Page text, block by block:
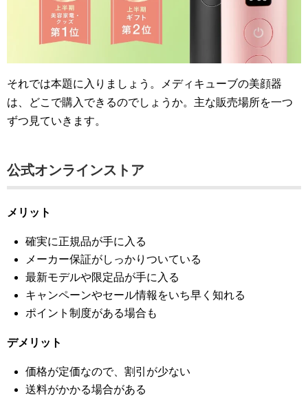
それでは本題に入りましょう。メディキューブの美顔器
は、どこで購入できるのでしょうか。主な販売場所を一つ
ずつ見ていきます。
公式オンラインストア
メリット
確実に正規品が手に入る
メーカー保証がしっかりついている
最新モデルや限定品が手に入る
キャンペーンやセール情報をいち早く知れる
ポイント制度がある場合も
デメリット
価格が定価なので、割引が少ない
送料がかかる場合がある